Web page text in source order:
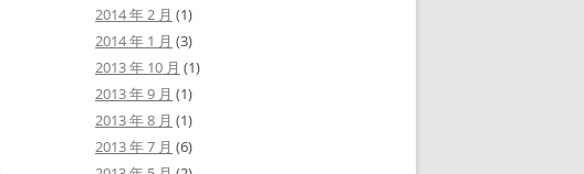
2014 年 2 月 (1)
2014 年 1 月 (3)
2013 年 10 月 (1)
2013 年 9 月 (1)
2013 年 8 月 (1)
2013 年 7 月 (6)